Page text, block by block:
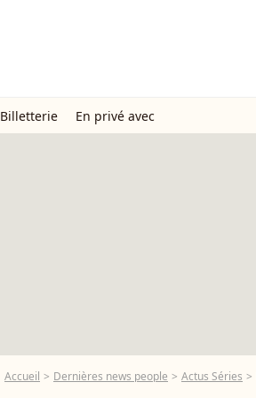
Billetterie En privé avec
Accueil Dernières news people Actus Séries